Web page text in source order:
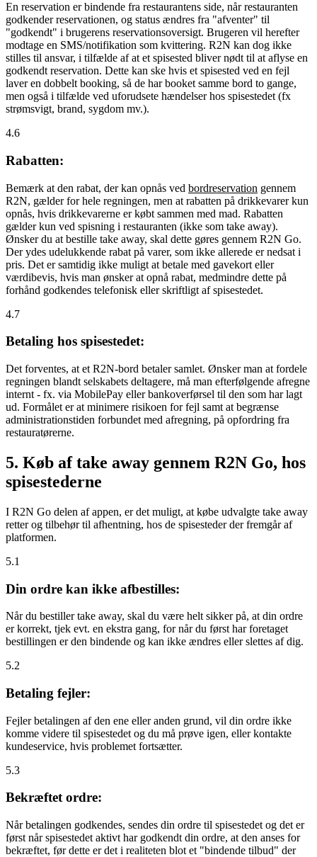
En reservation er bindende fra restaurantens side, når restauranten
godkender reservationen, og status ændres fra "afventer" til
"godkendt" i brugerens reservationsoversigt. Brugeren vil herefter
modtage en SMS/notifikation som kvittering. R2N kan dog ikke
stilles til ansvar, i tilfælde af at et spisested bliver nødt til at aflyse en
godkendt reservation. Dette kan ske hvis et spisested ved en fejl
laver en dobbelt booking, så de har booket samme bord to gange,
men også i tilfælde ved uforudsete hændelser hos spisestedet (fx
strømsvigt, brand, sygdom mv.).
4.6
Rabatten:
Bemærk at den rabat, der kan opnås ved bordreservation gennem
R2N, gælder for hele regningen, men at rabatten på drikkevarer kun
opnås, hvis drikkevarerne er købt sammen med mad. Rabatten
gælder kun ved spisning i restauranten (ikke som take away).
Ønsker du at bestille take away, skal dette gøres gennem R2N Go.
Der ydes udelukkende rabat på varer, som ikke allerede er nedsat i
pris. Det er samtidig ikke muligt at betale med gavekort eller
værdibevis, hvis man ønsker at opnå rabat, medmindre dette på
forhånd godkendes telefonisk eller skriftligt af spisestedet.
4.7
Betaling hos spisestedet:
Det forventes, at et R2N-bord betaler samlet. Ønsker man at fordele
regningen blandt selskabets deltagere, må man efterfølgende afregne
internt - fx. via MobilePay eller bankoverførsel til den som har lagt
ud. Formålet er at minimere risikoen for fejl samt at begrænse
administrationstiden forbundet med afregning, på opfordring fra
restauratørerne.
5. Køb af take away gennem R2N Go, hos
spisestederne
I R2N Go delen af appen, er det muligt, at købe udvalgte take away
retter og tilbehør til afhentning, hos de spisesteder der fremgår af
platformen.
5.1
Din ordre kan ikke afbestilles:
Når du bestiller take away, skal du være helt sikker på, at din ordre
er korrekt, tjek evt. en ekstra gang, for når du først har foretaget
bestillingen er den bindende og kan ikke ændres eller slettes af dig.
5.2
Betaling fejler:
Fejler betalingen af den ene eller anden grund, vil din ordre ikke
komme videre til spisestedet og du må prøve igen, eller kontakte
kundeservice, hvis problemet fortsætter.
5.3
Bekræftet ordre:
Når betalingen godkendes, sendes din ordre til spisestedet og det er
først når spisestedet aktivt har godkendt din ordre, at den anses for
bekræftet, før dette er det i realiteten blot et "bindende tilbud" der